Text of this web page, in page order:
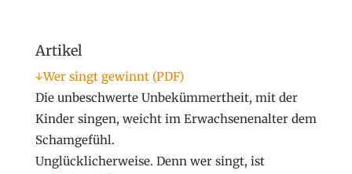
Artikel
↓Wer singt gewinnt (PDF)
Die unbeschwerte Unbekümmertheit, mit der
Kinder singen, weicht im Erwachsenenalter dem
Schamgefühl.
Unglücklicherweise. Denn wer singt, ist